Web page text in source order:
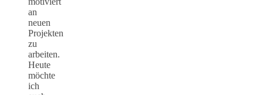
an
neuen
Projekten
zu
arbeiten.
Heute
möchte
ich